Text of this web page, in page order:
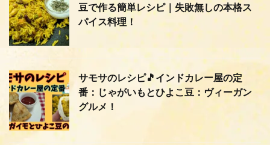
豆で作る簡単レシピ｜失敗無しの本格ス
パイス料理！
サモサのレシピ🎵インドカレー屋の定
番：じゃがいもとひよこ豆：ヴィーガン
グルメ！